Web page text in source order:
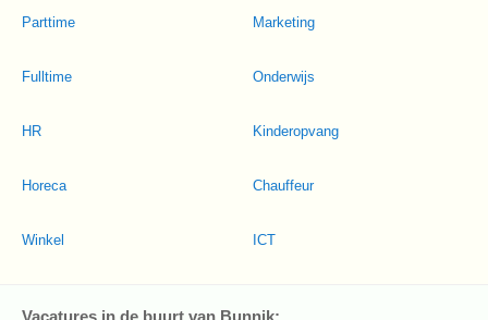
Parttime
Fulltime
HR
Horeca
Winkel
Marketing
Onderwijs
Kinderopvang
Chauffeur
ICT
Vacatures in de buurt van Bunnik: